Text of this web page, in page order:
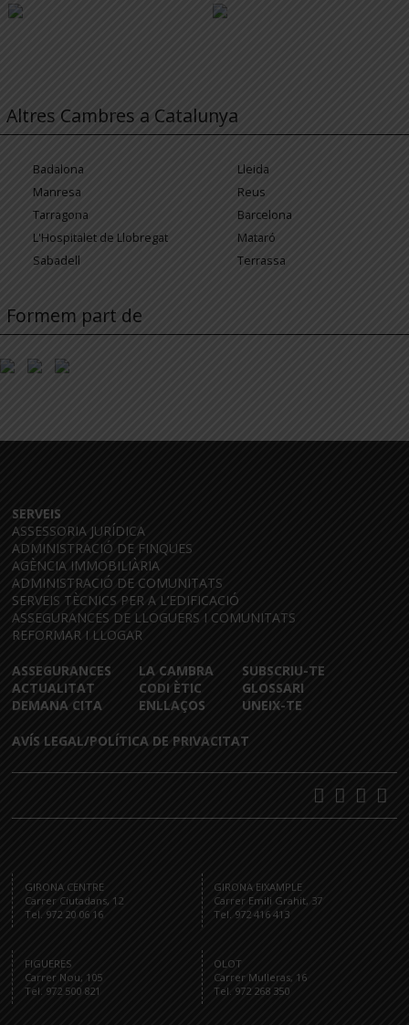
Altres Cambres a Catalunya
Badalona
Lleida
Manresa
Reus
Tarragona
Barcelona
L'Hospitalet de Llobregat
Mataró
Sabadell
Terrassa
Formem part de
SERVEIS
ASSESSORIA JURÍDICA
ADMINISTRACIÓ DE FINQUES
AGÈNCIA IMMOBILIÀRIA
ADMINISTRACIÓ DE COMUNITATS
SERVEIS TÈCNICS PER A L’EDIFICACIÓ
ASSEGURANCES DE LLOGUERS I COMUNITATS
REFORMAR I LLOGAR
ASSEGURANCES
ACTUALITAT
DEMANA CITA
LA CAMBRA
CODI ÈTIC
ENLLAÇOS
SUBSCRIU-TE
GLOSSARI
UNEIX-TE
AVÍS LEGAL/POLÍTICA DE PRIVACITAT
GIRONA CENTRE
Carrer Ciutadans, 12
Tel. 972 20 06 16
GIRONA EIXAMPLE
Carrer Emili Grahit, 37
Tel. 972 416 413
FIGUERES
Carrer Nou, 105
Tel. 972 500 821
OLOT
Carrer Mulleras, 16
Tel. 972 268 350